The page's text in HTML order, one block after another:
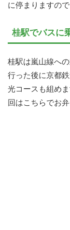
に停まりますの
桂駅でバスに
桂駅は嵐山線へ
行った後に京都
光コースも組め
回はこちらでお